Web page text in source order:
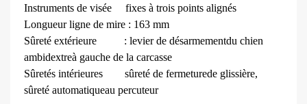
Instruments de visée
fixes à trois points alignés
Longueur ligne de mire : 163 mm
Sûreté extérieure
: levier de désarmementdu chien
ambidextreà gauche de la carcasse
Sûretés intérieures
sûreté de fermeturede glissière,
sûreté automatiqueau percuteur